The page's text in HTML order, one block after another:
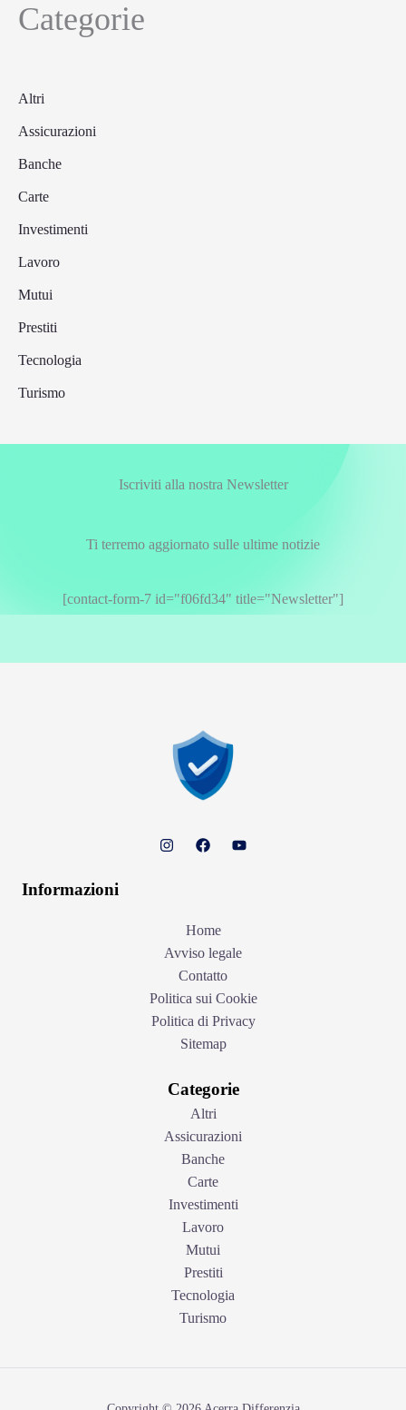
Categorie
Altri
Assicurazioni
Banche
Carte
Investimenti
Lavoro
Mutui
Prestiti
Tecnologia
Turismo
Iscriviti alla nostra Newsletter
Ti terremo aggiornato sulle ultime notizie
[contact-form-7 id="f06fd34" title="Newsletter"]
Informazioni
Home
Avviso legale
Contatto
Politica sui Cookie
Politica di Privacy
Sitemap
Categorie
Altri
Assicurazioni
Banche
Carte
Investimenti
Lavoro
Mutui
Prestiti
Tecnologia
Turismo